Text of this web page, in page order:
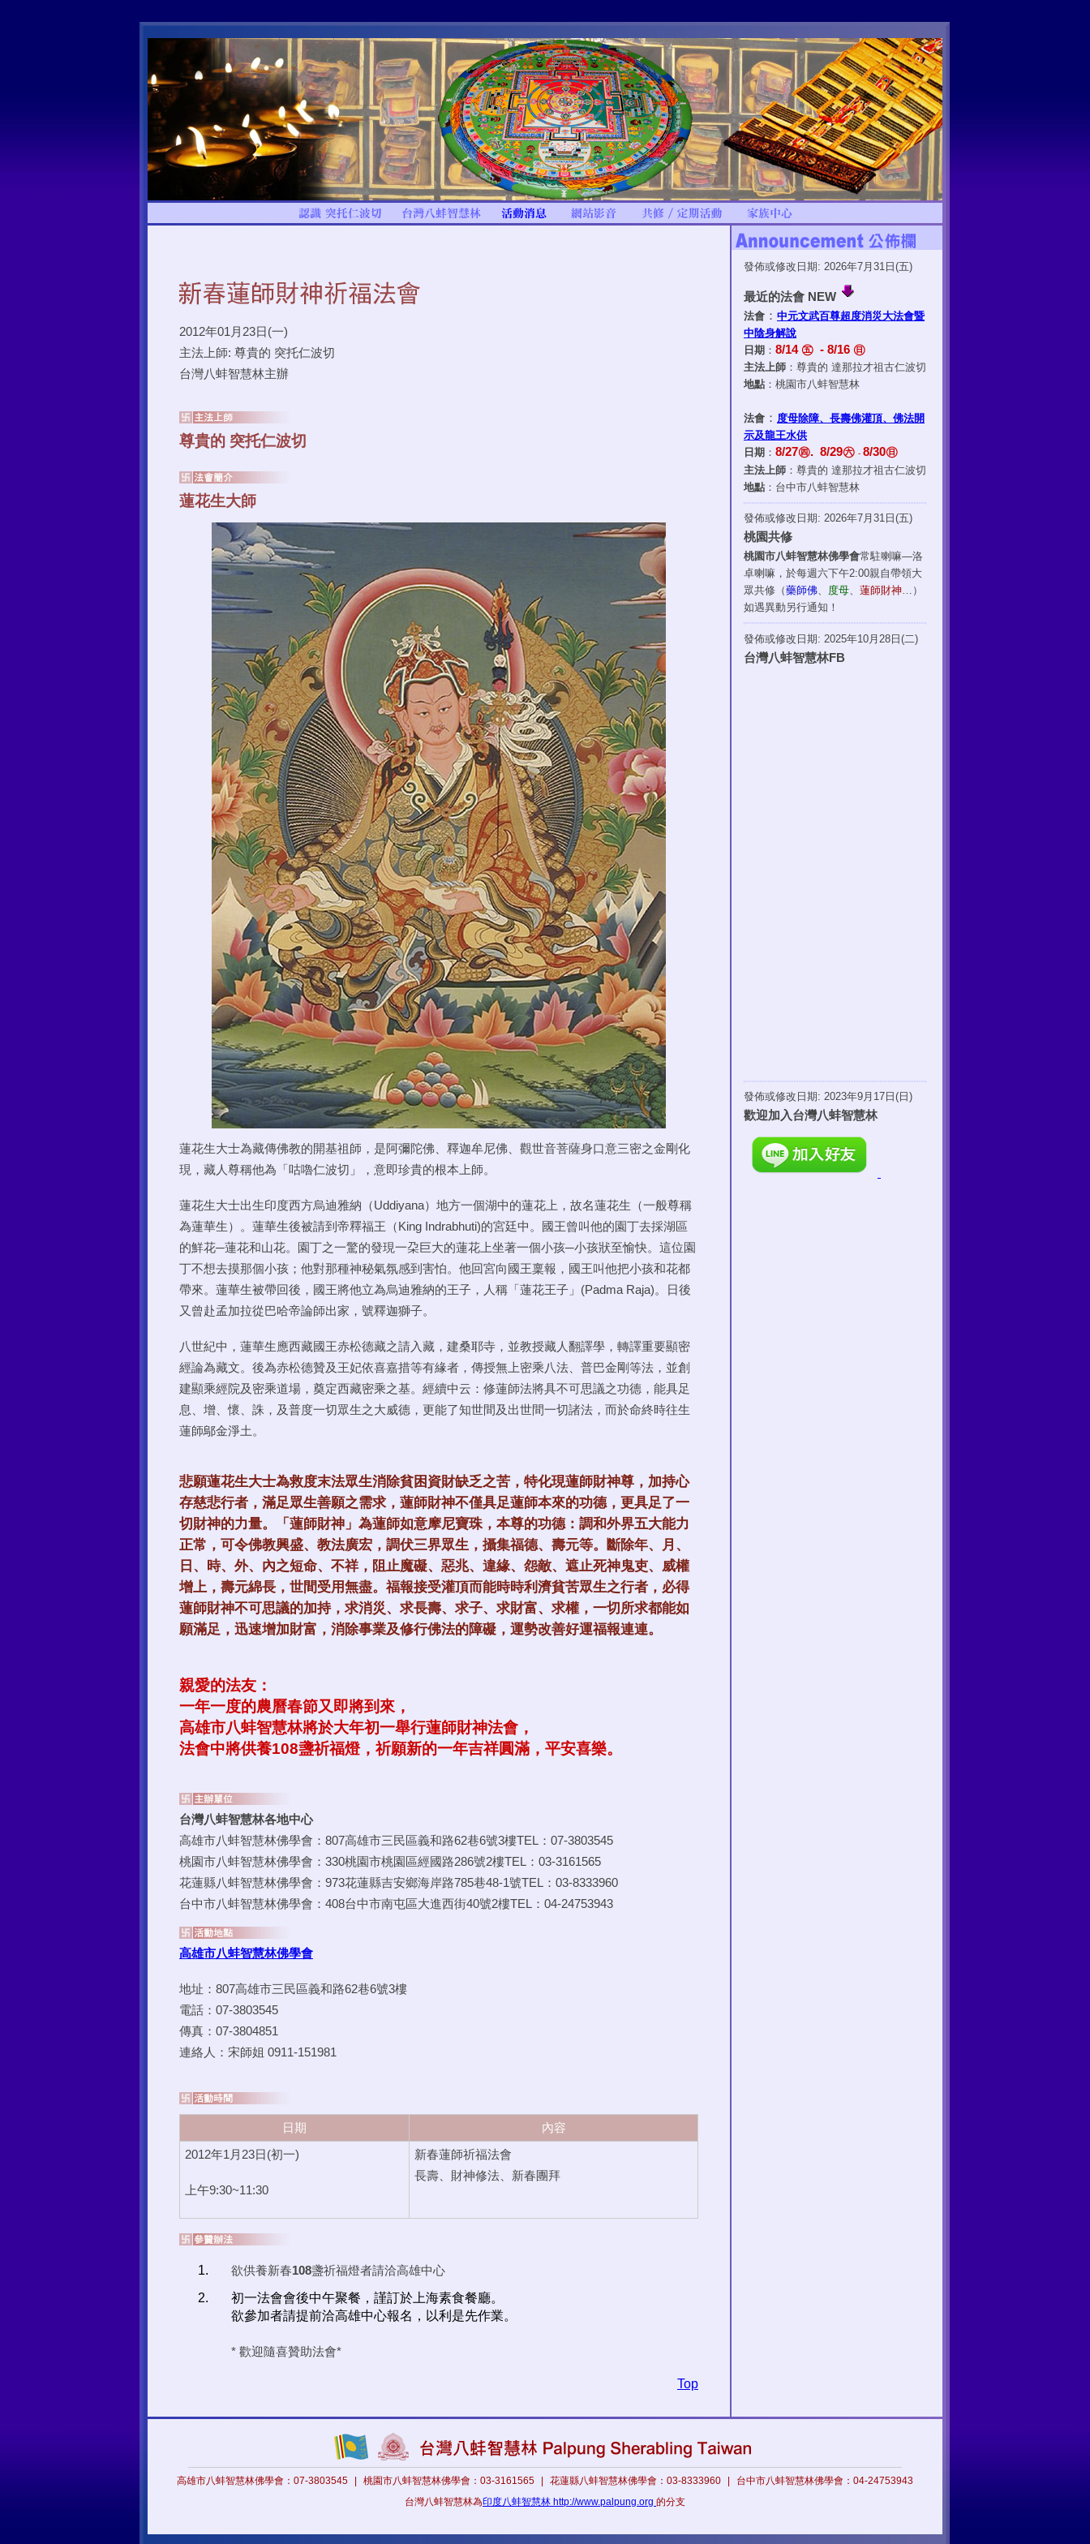
2012年01月23日(一)
主法上師: 尊貴的 突托仁波切
台灣八蚌智慧林主辦
悲願蓮花生大士為救度末法眾生消除貧困資財缺乏之苦，特化現蓮師財神尊，加持心
存慈悲行者，滿足眾生善願之需求，蓮師財神不僅具足蓮師本來的功德，更具足了一
切財神的力量。「蓮師財神」為蓮師如意摩尼寶珠，本尊的功德：調和外界五大能力
正常，可令佛教興盛、教法廣宏，調伏三界眾生，攝集福德、壽元等。斷除年、月、
日、時、外、內之短命、不祥，阻止魔礙、惡兆、違緣、怨敵、遮止死神鬼吏、威權
增上，壽元綿長，世間受用無盡。福報接受灌頂而能時時利濟貧苦眾生之行者，必得
蓮師財神不可思議的加持，求消災、求長壽、求子、求財富、求權，一切所求都能如
願滿足，迅速增加財富，消除事業及修行佛法的障礙，運勢改善好運福報連連。
親愛的法友：
一年一度的農曆春節又即將到來，
高雄市八蚌智慧林將於大年初一舉行蓮師財神法會，
法會中將供養108盞祈福燈，祈願新的一年吉祥圓滿，平安喜樂。
日期 內容
2012年1月23日(初一)
上午9:30~11:30
新春蓮師祈福法會
長壽、財神修法、新春團拜
欲供養新春108盞祈福燈者請洽高雄中心
初一法會會後中午聚餐，謹訂於上海素食餐廳。
欲參加者請提前洽高雄中心報名，以利是先作業。
* 歡迎隨喜贊助法會*
Top
高雄市八蚌智慧林佛學會：07-3803545 桃園市八蚌智慧林佛學會：03-3161565 花蓮縣八蚌智慧林佛學會：03-8333960
台中市八蚌智慧林佛學會：04-24753943
台灣八蚌智慧林為印度八蚌智慧林 http://www.palpung.org 的分支